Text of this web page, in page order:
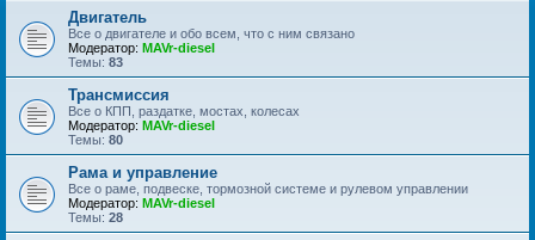
Двигатель
Все о двигателе и обо всем, что с ним связано
Модератор: MAVr-diesel
Темы: 83
Трансмиссия
Все о КПП, раздатке, мостах, колесах
Модератор: MAVr-diesel
Темы: 80
Рама и управление
Все о раме, подвеске, тормозной системе и рулевом управлении
Модератор: MAVr-diesel
Темы: 28